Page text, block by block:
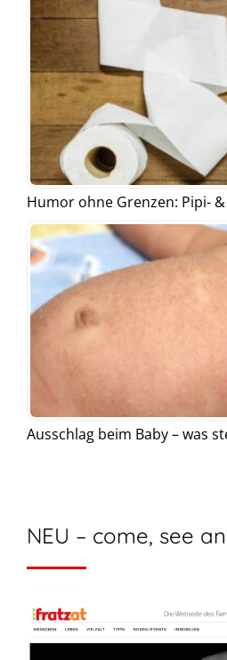
Humor ohne Grenzen: Pipi-
Ausschlag beim Baby – was
NEU – come, see